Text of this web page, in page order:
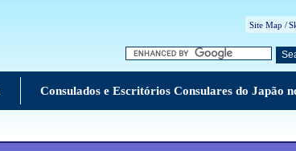
Site Map /
Consulados e Escritórios Consulares do Japão